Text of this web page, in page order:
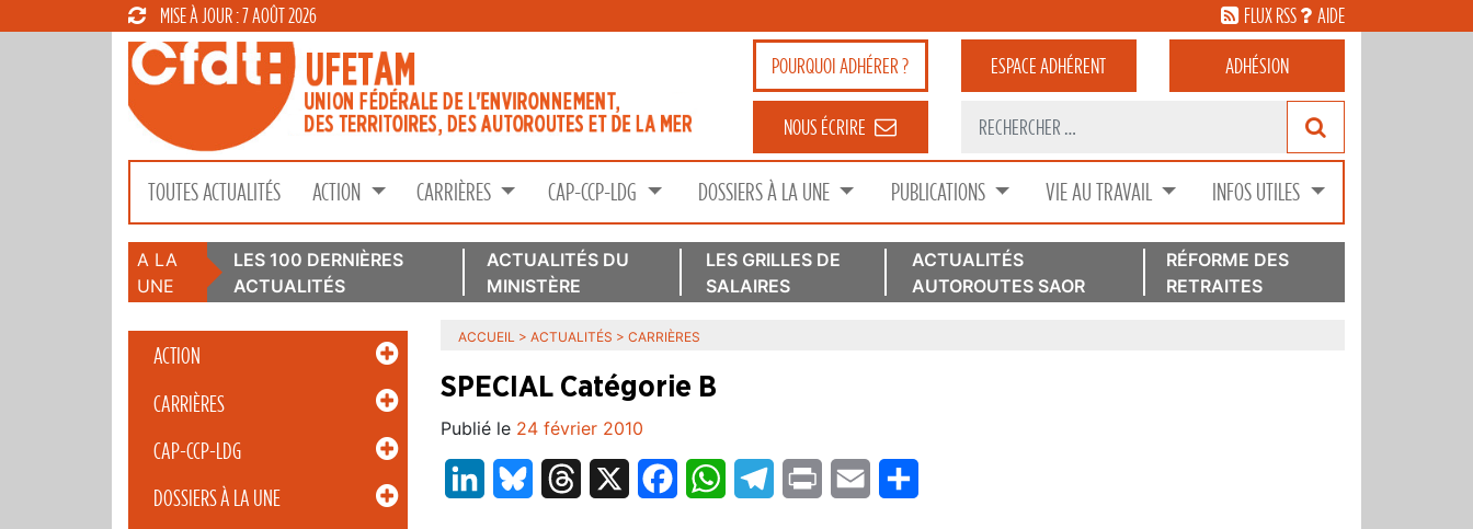
MISE À JOUR : 7 AOÛT 2026 FLUX RSS AIDE
POURQUOIADHÉRER ? ESPACEADHÉRENT ADHÉSION
NOUS ÉCRIRE
TOUTES ACTUALITÉS ACTION CARRIÈRES CAP-CCP-LDG DOSSIERS À LA UNE PUBLICATIONS VIE AU TRAVAIL INFOS UTILES
A LA
UNE
LES 100 DERNIÈRES
ACTUALITÉS
ACTUALITÉS DU
MINISTÈRE
LES GRILLES DE
SALAIRES
ACTUALITÉS
AUTOROUTES SAOR
RÉFORME DES
RETRAITES
ACTION
CARRIÈRES
CAP-CCP-LDG
DOSSIERS À LA UNE
ACCUEIL > ACTUALITÉS > CARRIÈRES
SPECIAL Catégorie B
Publié le 24 février 2010
LinkedInBluesky Threads FacebookWhatsAppTelegram
Print Email